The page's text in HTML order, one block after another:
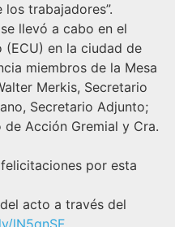
trabajadores”.
llevó a cabo en el
(ECU) en la ciudad de
miembros de la Mesa
Merkis, Secretario
Secretario Adjunto;
de Acción Gremial y Cra.
por esta
acto a través del